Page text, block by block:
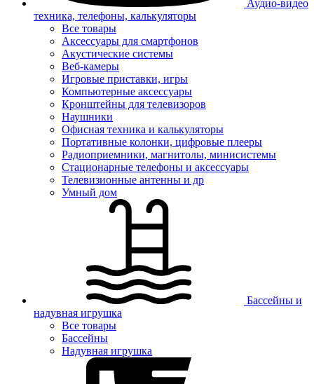
Аудио-видео
техника, телефоны, калькуляторы
Все товары
Аксессуары для смартфонов
Акустические системы
Веб-камеры
Игровые приставки, игры
Компьютерные аксессуары
Кронштейны для телевизоров
Наушники
Офисная техника и калькуляторы
Портативные колонки, цифровые плееры
Радиоприемники, магнитолы, минисистемы
Стационарные телефоны и аксессуары
Телевизионные антенны и др
Умный дом
Бассейны и
надувная игрушка
Все товары
Бассейны
Надувная игрушка